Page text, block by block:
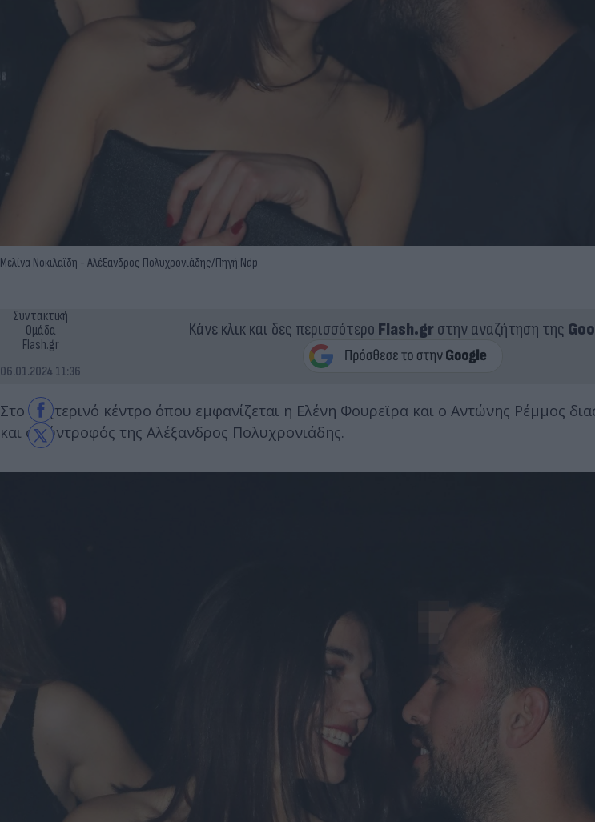
Μελίνα Νοκιλαϊδη - Αλέξανδρος Πολυχρονιάδης/Πηγή:Ndp
Συντακτική
Ομάδα
Flash.gr
06.01.2024 11:36
Κάνε κλικ και δες περισσότερο Flash.grστην αναζήτηση της
Στο νυχτερινό κέντρο όπου εμφανίζεται η Ελένη Φουρεϊρα και ο Αντώνης Ρέμμος
και ο σύντροφός της Αλέξανδρος Πολυχρονιάδης.